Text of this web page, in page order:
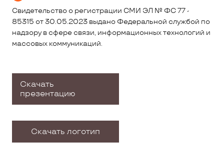
Свидетельство о регистрации СМИ ЭЛ № ФС 77 -
85315 от 30.05.2023 выдано Федеральной службой по
надзору в сфере связи, информационных технологий и
массовых коммуникаций.
Скачать
презентацию
Скачать логотип